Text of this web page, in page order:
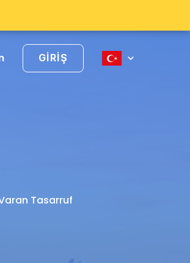
GIRIŞ
Tasarruf